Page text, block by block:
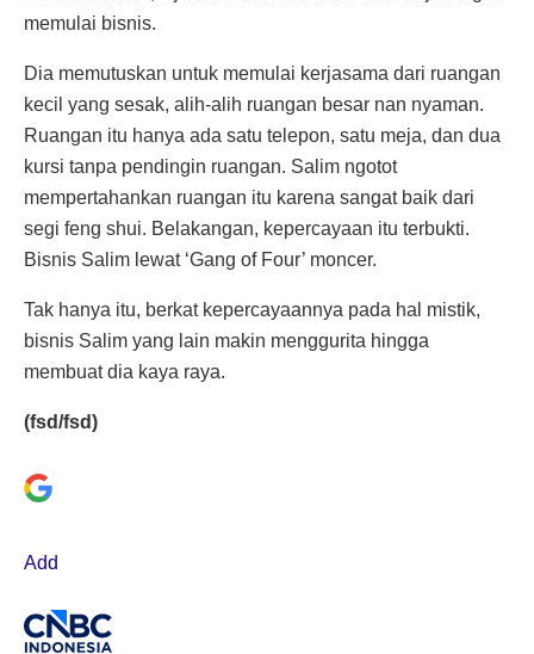
memulai bisnis.
Dia memutuskan untuk memulai kerjasama dari ruangan
kecil yang sesak, alih-alih ruangan besar nan nyaman.
Ruangan itu hanya ada satu telepon, satu meja, dan dua
kursi tanpa pendingin ruangan. Salim ngotot
mempertahankan ruangan itu karena sangat baik dari
segi feng shui. Belakangan, kepercayaan itu terbukti.
Bisnis Salim lewat ‘Gang of Four’ moncer.
Tak hanya itu, berkat kepercayaannya pada hal mistik,
bisnis Salim yang lain makin menggurita hingga
membuat dia kaya raya.
(fsd/fsd)
Add